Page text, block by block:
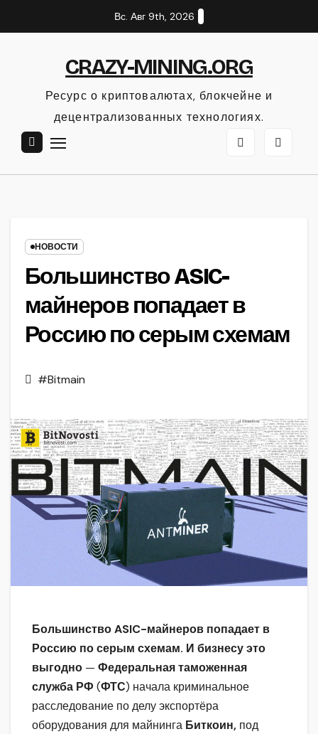
к
Вс. Авг 9th, 2026
CRAZY-MINING.ORG
Ресурс о криптовалютах, блокчейне и
децентрализованных технологиях.
НОВОСТИ
Большинство ASIC-
майнеров попадает в
Россию по серым схемам
#Bitmain
Большинство ASIC-майнеров попадает в
Россию по серым схемам. И бизнесу это
выгодно — Федеральная таможенная
служба РФ (ФТС) начала криминальное
расследование по делу экспортёра
оборудования для майнинга Биткоин, под